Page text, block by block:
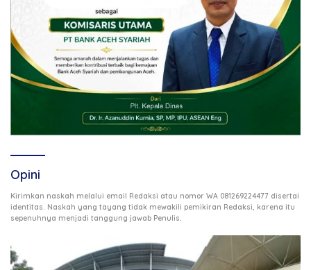
Opini
Kirimkan naskah melalui email Redaksi atau nomor WA 081269224477 disertai
identitas. Naskah yang tayang tidak mewakili pemikiran Redaksi, karena itu
sepenuhnya menjadi tanggung jawab Penulis